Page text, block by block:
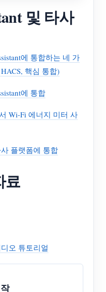
및 타사
에 통합하는 네 가
핵심 통합)
에 통합
Wi-Fi 에너지 미터 사
플랫폼에 통합
료
오 튜토리얼